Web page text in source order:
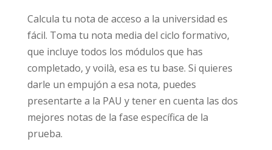
Calcula tu nota de acceso a la universidad es
fácil. Toma tu nota media del ciclo formativo,
que incluye todos los módulos que has
completado, y voilà, esa es tu base. Si quieres
darle un empujón a esa nota, puedes
presentarte a la PAU y tener en cuenta las dos
mejores notas de la fase específica de la
prueba.